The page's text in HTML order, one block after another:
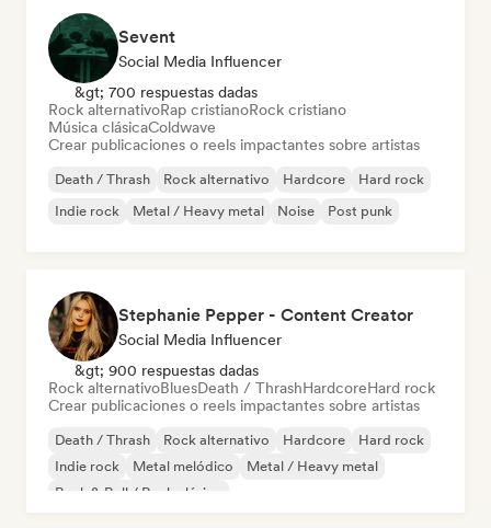
Sevent
Social Media Influencer
&gt; 700 respuestas dadas
Rock alternativoRap cristianoRock cristiano
Música clásicaColdwave
Crear publicaciones o reels impactantes sobre artistas
Death / Thrash Rock alternativo Hardcore
Hard rock
Indie rock
Metal / Heavy metal Noise Post punk
Stephanie Pepper - Content Creator
Social Media Influencer
&gt; 900 respuestas dadas
Rock alternativoBluesDeath / ThrashHardcoreHard rock
Crear publicaciones o reels impactantes sobre artistas
Death / Thrash Rock alternativo Hardcore
Hard rock
Indie rock
Metal melódico
Metal / Heavy metal
Rock & Roll / Rock clásico